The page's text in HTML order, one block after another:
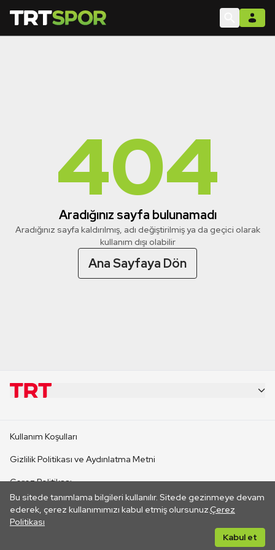
404
Aradığınız sayfa bulunamadı
Aradığınız sayfa kaldırılmış, adı değiştirilmiş ya da geçici olarak
kullanım dışı olabilir
Ana Sayfaya Dön
Bu sitede tanımlama bilgileri kullanılır. Sitede gezinmeye devam
ederek, çerez kullanımımızı kabul etmiş olursunuz.Çerez
Politikası
Kabul et
CANLI YAYINLAR
Kullanım Koşulları
Gizlilik Politikası ve Aydınlatma Metni
Çerez Politikası
İletişim
Her hakkı saklıdır. ©2026 TRT. Bağlantı yoluyla gidilen dış